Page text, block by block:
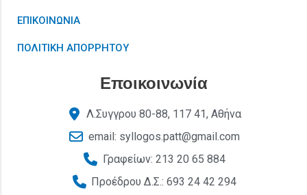
ΕΠΙΚΟΙΝΩΝΙΑ
ΠΟΛΙΤΙΚΗ ΑΠΟΡΡΗΤΟΥ
Εποικοινωνία
Λ.Συγγρου 80-88, 117 41, Αθήνα
email: syllogos.patt@gmail.com
Γραφείων: 213 20 65 884
Προέδρου Δ.Σ.: 693 24 42 294